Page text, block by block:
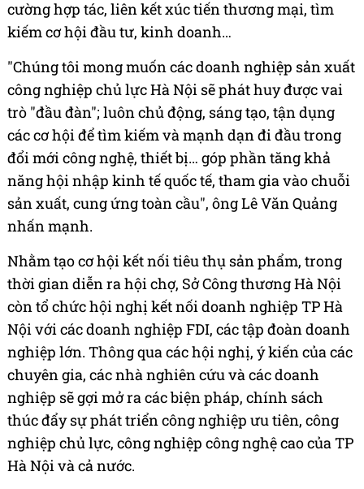
cường hợp tác, liên kết xúc tiến thương mại, tìm
kiếm cơ hội đầu tư, kinh doanh…
"Chúng tôi mong muốn các doanh nghiệp sản xuất
công nghiệp chủ lực Hà Nội sẽ phát huy được vai
trò "đầu đàn"; luôn chủ động, sáng tạo, tận dụng
các cơ hội để tìm kiếm và mạnh dạn đi đầu trong
đổi mới công nghệ, thiết bị… góp phần tăng khả
năng hội nhập kinh tế quốc tế, tham gia vào chuỗi
sản xuất, cung ứng toàn cầu", ông Lê Văn Quảng
nhấn mạnh.
Nhằm tạo cơ hội kết nối tiêu thụ sản phẩm, trong
thời gian diễn ra hội chợ, Sở Công thương Hà Nội
còn tổ chức hội nghị kết nối doanh nghiệp TP Hà
Nội với các doanh nghiệp FDI, các tập đoàn doanh
nghiệp lớn. Thông qua các hội nghị, ý kiến của các
chuyên gia, các nhà nghiên cứu và các doanh
nghiệp sẽ gợi mở ra các biện pháp, chính sách
thúc đẩy sự phát triển công nghiệp ưu tiên, công
nghiệp chủ lực, công nghiệp công nghệ cao của TP
Hà Nội và cả nước.